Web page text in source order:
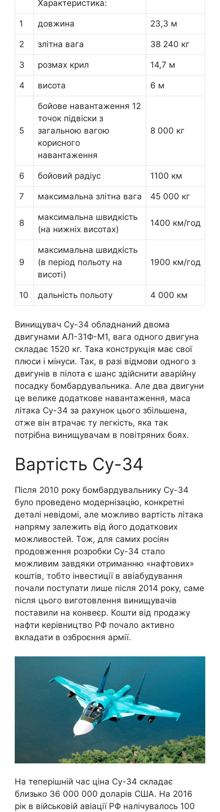
Характеристика:
1 довжина 23,3 м
2 злітна вага 38 240 кг
3 розмах крил 14,7 м
4 висота 6 м
5
бойове навантаження 12
точок підвіски з
загальною вагою
корисного
навантаження
8 000 кг
6 бойовий радіус 1100 км
7 максимальна злітна вага 45 000 кг
8
максимальна швидкість
(на нижніх висотах)
1400 км/год
9
максимальна швидкість
(в період польоту на
висоті)
1900 км/год
10 дальність польоту 4 000 км
Винищувач Су-34 обладнаний двома
двигунами АЛ-31Ф-М1, вага одного двигуна
складає 1520 кг. Така конструкція має свої
плюси і мінуси. Так, в разі відмови одного з
двигунів в пілота є шанс здійснити аварійну
посадку бомбардувальника. Але два двигуни
це велике додаткове навантаження, маса
літака Су-34 за рахунок цього збільшена,
отже він втрачає ту легкість, яка так
потрібна винищувачам в повітряних боях.
Вартість Су-34
Після 2010 року бомбардувальнику Су-34
було проведено модернізацію, конкретні
деталі невідомі, але можливо вартість літака
напряму залежить від його додаткових
можливостей. Тож, для самих росіян
продовження розробки Су-34 стало
можливим завдяки отриманню «нафтових»
коштів, тобто інвестиції в авіабудування
почали поступати лише після 2014 року, саме
після цього виготовлення винищувачів
поставили на конвеєр. Кошти від продажу
нафти керівництво РФ почало активно
вкладати в озброєння армії.
На теперішній час ціна Су-34 складає
близько 36 000 000 доларів США. На 2016
рік в військовій авіації РФ налічувалось 100